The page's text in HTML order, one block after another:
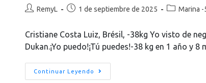
RemyL 1 de septiembre de 2025 Marina -
Cristiane Costa Luiz, Brésil, -38kg Yo visto de
Dukan.¡Yo puedo!¡Tú puedes!-38 kg en 1 año y 8
Continuar Leyendo